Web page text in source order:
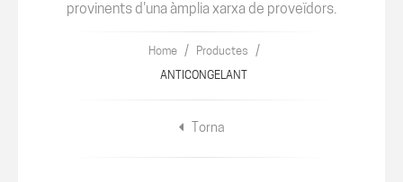
provinents d'una àmplia xarxa de proveïdors.
Home / Productes /
ANTICONGELANT
Torna